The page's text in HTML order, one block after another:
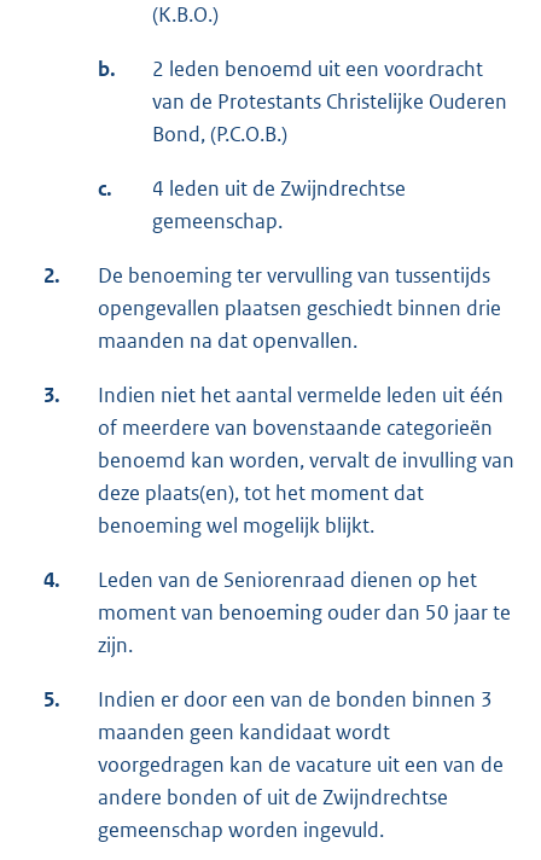
(K.B.O.)
b.
2 leden benoemd uit een voordracht
van de Protestants Christelijke Ouderen
Bond, (P.C.O.B.)
c.
4 leden uit de Zwijndrechtse
gemeenschap.
2.
De benoeming ter vervulling van tussentijds
opengevallen plaatsen geschiedt binnen drie
maanden na dat openvallen.
3.
Indien niet het aantal vermelde leden uit één
of meerdere van bovenstaande categorieën
benoemd kan worden, vervalt de invulling van
deze plaats(en), tot het moment dat
benoeming wel mogelijk blijkt.
4.
Leden van de Seniorenraad dienen op het
moment van benoeming ouder dan 50 jaar te
zijn.
5.
Indien er door een van de bonden binnen 3
maanden geen kandidaat wordt
voorgedragen kan de vacature uit een van de
andere bonden of uit de Zwijndrechtse
gemeenschap worden ingevuld.